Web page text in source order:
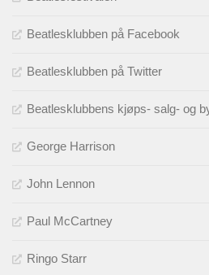
Beatlesklubben på Facebook
Beatlesklubben på Twitter
Beatlesklubbens kjøps- salg- og
George Harrison
John Lennon
Paul McCartney
Ringo Starr